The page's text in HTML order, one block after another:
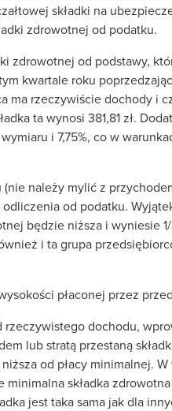
składki na
zdrowotnej od podatku.
zdrowotnej od podstawy,
kwartale roku
ma rzeczywiście dochody i
ta wynosi 381,81 zł.
i 7,75%, co w
należy mylić z
od podatku.
będzie niższa i wyniesie
i ta grupa
płaconej przez
dochodu,
lub stratą przestaną
od płacy minimalnej.
składka
jest taka sama jak dla